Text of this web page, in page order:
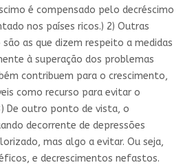
é compensado pelo decréscimo
nos países ricos.) 2) Outras
as que dizem respeito a medidas
à superação dos problemas
contribuem para o crescimento,
como recurso para evitar o
De outro ponto de vista, o
decorrente de depressões
mas algo a evitar. Ou seja,
e decrescimentos nefastos.